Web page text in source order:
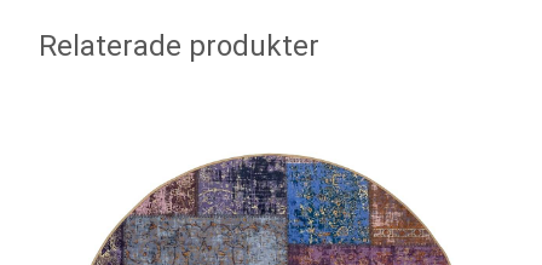
Relaterade produkter